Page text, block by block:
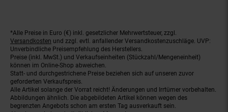
Fußnoten
*Alle Preise in Euro (€) inkl. gesetzlicher Mehrwertsteuer, zzgl.
Versandkosten und zzgl. evtl. anfallender Versandkostenzuschläge. UVP:
Unverbindliche Preisempfehlung des Herstellers.
Preise (inkl. MwSt.) und Verkaufseinheiten (Stückzahl/Mengeneinheit)
können im Online-Shop abweichen.
Statt- und durchgestrichene Preise beziehen sich auf unseren zuvor
geforderten Verkaufspreis.
Alle Artikel solange der Vorrat reicht! Änderungen und Irrtümer vorbehalten.
Abbildungen ähnlich. Die abgebildeten Artikel können wegen des
begrenzten Angebots schon am ersten Tag ausverkauft sein.